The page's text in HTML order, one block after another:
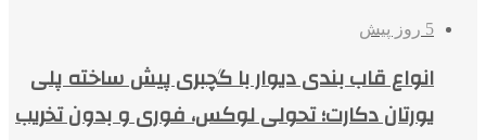
5 روز پیش
انواع قاب بندی دیوار با گچبری پیش ساخته پلی
یورتان دکارت؛ تحولی لوکس، فوری و بدون تخریب